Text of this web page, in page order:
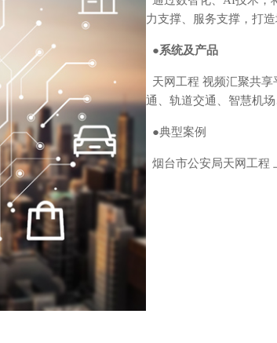
力支撑、服务支撑，打
●系统及产品
天网工程 视频汇聚共
通、轨道交通、智慧机
●典型案例
烟台市公安局天网工程